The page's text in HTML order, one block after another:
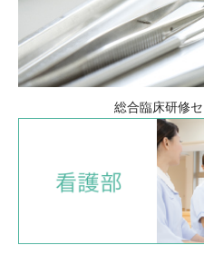
総合臨床研修セ